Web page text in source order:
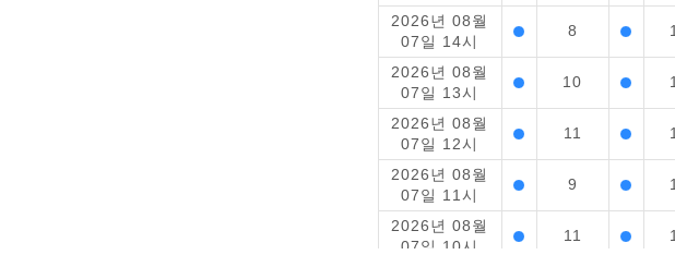
2026년 08월
07일 14시
8
2026년 08월
07일 13시
10
2026년 08월
07일 12시
11
2026년 08월
07일 11시
9
2026년 08월
07일 10시
11